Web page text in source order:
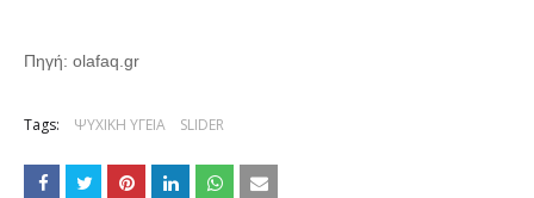
Πηγή: olafaq.gr
Tags: ΨΥΧΙΚΗ ΥΓΕΙΑ SLIDER